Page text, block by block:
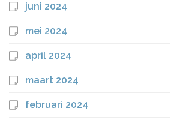
juni 2024
mei 2024
april 2024
maart 2024
februari 2024